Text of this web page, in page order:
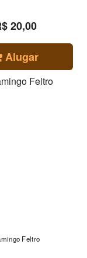
20,00
Alugar
Feltro